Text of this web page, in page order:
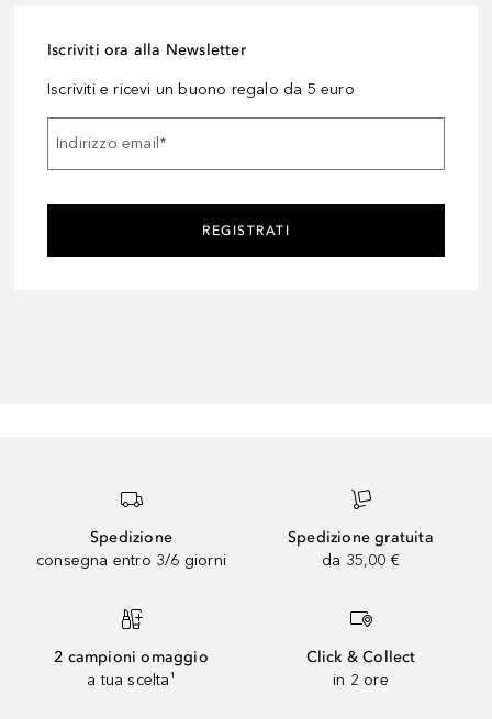
Iscriviti ora alla Newsletter
Iscriviti e ricevi un buono regalo da 5 euro
Indirizzo email*
REGISTRATI
Spedizione
consegna entro 3/6 giorni
Spedizione gratuita
da 35,00 €
2 campioni omaggio
a tua scelta¹
Click & Collect
in 2 ore